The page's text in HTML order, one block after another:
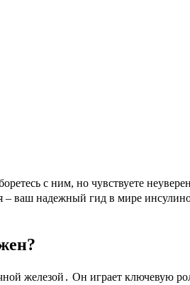
с ним, но чувствуете
– ваш надежный гид в мире
железой․ Он играет ключевую